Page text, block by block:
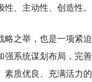
、主动性、创造性。
之举，也是一项紧
系统谋划布局，完
质优良、充满活力